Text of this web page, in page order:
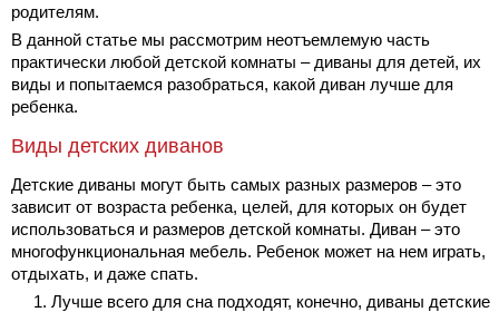
родителям.
В данной статье мы рассмотрим неотъемлемую часть
практически любой детской комнаты – диваны для детей, их
виды и попытаемся разобраться, какой диван лучше для
ребенка.
Виды детских диванов
Детские диваны могут быть самых разных размеров – это
зависит от возраста ребенка, целей, для которых он будет
использоваться и размеров детской комнаты. Диван – это
многофункциональная мебель. Ребенок может на нем играть,
отдыхать, и даже спать.
Лучше всего для сна подходят, конечно, диваны детские